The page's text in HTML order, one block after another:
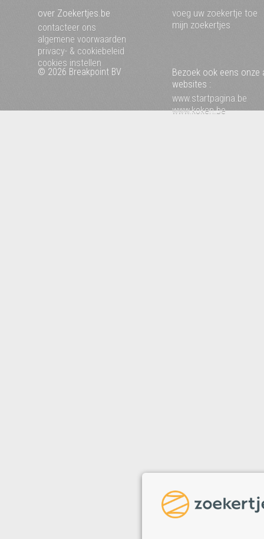
over Zoekertjes.be
contacteer ons
algemene voorwaarden
privacy- & cookiebeleid
cookies instellen
voeg uw zoekertje toe
mijn zoekertjes
© 2026 Breakpoint BV
Bezoek ook eens onze
websites :
www.startpagina.be
www.koken.be